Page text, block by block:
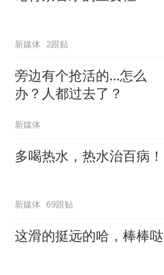
新媒体 2跟贴
旁边有个抢活的…怎么
办？人都过去了？
新媒体
多喝热水，热水治百病！
新媒体 69跟贴
这滑的挺远的哈，棒棒哒